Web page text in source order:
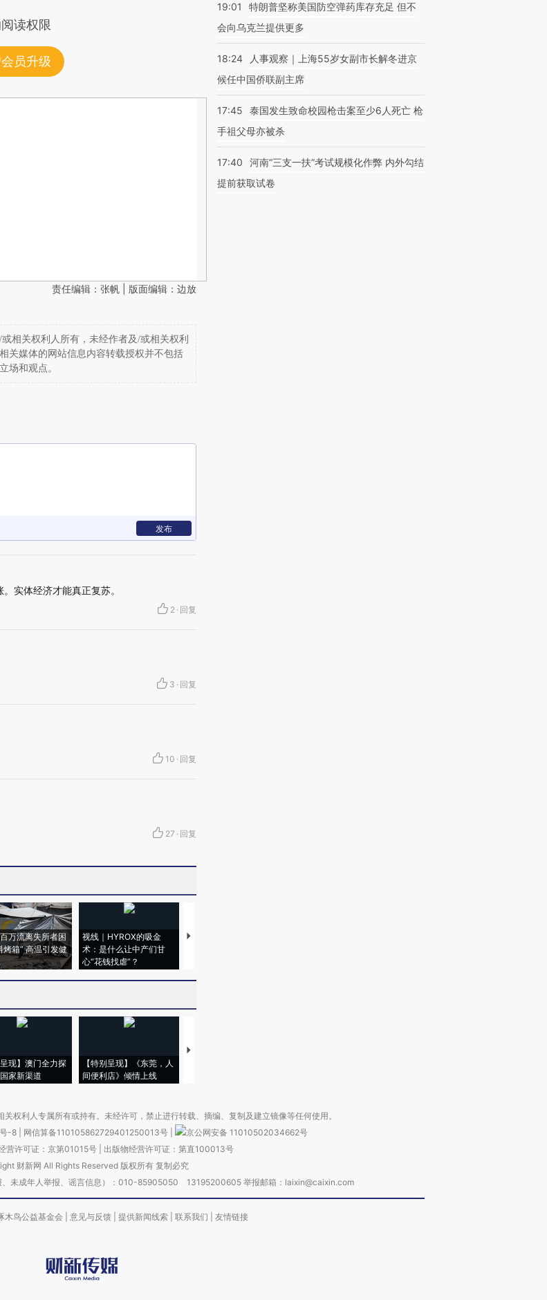
读权限
员升级
责任编辑：张帆 | 版面编辑：边放
相关权利人所有，未经作者及/或相关权利
关媒体的网站信息内容转载授权并不包括
场和观点。
发布
实体经济才能真正复苏。
2 · 回复
3 · 回复
10 · 回复
27 · 回复
万流离失所者困
烤箱” 高温引发健
视线｜HYROX的吸金
术：是什么让中产们甘
心“花钱找虐”？
马航飞行员跨国走私7万
呈现】澳门全力探
家新渠道
【特别呈现】《东莞，人
间便利店》倾情上线
【推广】走进第四届链博
19:01
特朗普坚称美国防空弹药库存充足 但不
会向乌克兰提供更多
18:24
人事观察｜上海55岁女副市长解冬进京
候任中国侨联副主席
17:45
泰国发生致命校园枪击案至少6人死亡 枪
手祖父母亦被杀
17:40
河南“三支一扶”考试规模化作弊 内外勾结
提前获取试卷
权利人专属所有或持有。未经许可，禁止进行转载、摘编、复制及建立镜像等任何使用。
-8 网信算备110105862729401250013号
京公网安备 11010502034662号
营许可证：京第01015号| 出版物经营许可证：第直100013号
财新网 All Rights Reserved 版权所有 复制必究
、未成年人举报、谣言信息）：010-85905050 13195200605 举报邮箱：laixin@caixin.com
木鸟公益基金会 意见与反馈 提供新闻线索 联系我们 友情链接